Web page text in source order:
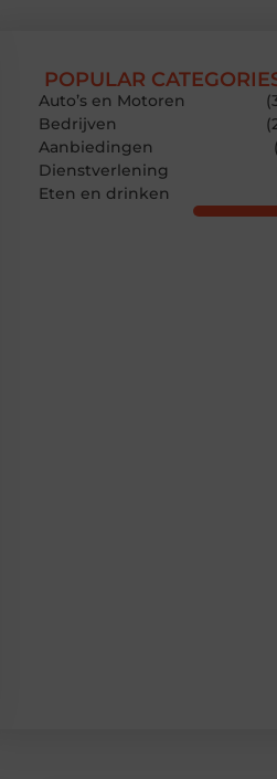
POPULAR
Auto’s en Motoren
Bedrijven
Aanbiedingen
Dienstverlening
Eten en drinken